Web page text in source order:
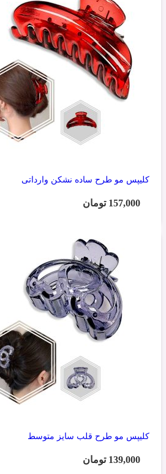
کلیپس مو طرح ساده نشکن وارداتی
157,000 تومان
کلیپس مو طرح قلب سایز متوسط
139,000 تومان